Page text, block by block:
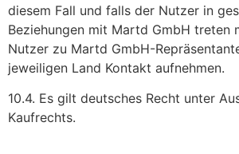
diesem Fall und falls der Nutzer in
Beziehungen mit Martd GmbH treten
Nutzer zu Martd GmbH-
jeweiligen Land Kontakt aufnehmen.
10.4. Es gilt deutsches Recht unter
Kaufrechts.